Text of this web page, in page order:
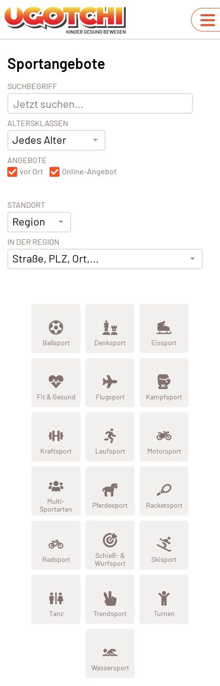
Sportangebote
SUCHBEGRIFF
ALTERSKLASSEN
Jedes Alter
ANGEBOTE
vor Ort
Online-Angebot
STANDORT
Region
IN DER REGION
Straße, PLZ, Ort,...
Ballsport Denksport Eissport
Fit & Gesund Flugsport Kampfsport
Kraftsport Laufsport Motorsport
Multi-
Sportarten
Pferdesport Racketsport
Radsport
Schieß- &
Wurfsport
Skisport
Tanz Trendsport Turnen
Wassersport